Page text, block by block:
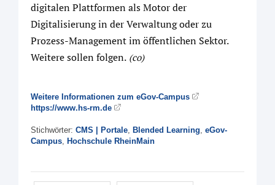
digitalen Plattformen als Motor der
Digitalisierung in der Verwaltung oder zu
Prozess-Management im öffentlichen Sektor.
Weitere sollen folgen. (co)
Weitere Informationen zum eGov-Campus
https://www.hs-rm.de
Stichwörter: CMS | Portale, Blended Learning, eGov-
Campus, Hochschule RheinMain